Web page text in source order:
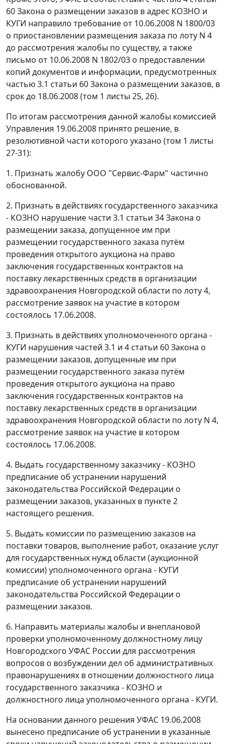
60 Закона о размещении заказов в адрес КОЗНО и
КУГИ направило требование от 10.06.2008 N 1800/03
о приостановлении размещения заказа по лоту N 4
до рассмотрения жалобы по существу, а также
письмо от 10.06.2008 N 1802/03 о предоставлении
копий документов и информации, предусмотренных
частью 3.1 статьи 60 Закона о размещении заказов, в
срок до 18.06.2008 (том 1 листы 25, 26).
По итогам рассмотрения данной жалобы комиссией
Управления 19.06.2008 принято решение, в
резолютивной части которого указано (том 1 листы
27-31):
1. Признать жалобу ООО "Сервис-Фарм" частично
обоснованной.
2. Признать в действиях государственного заказчика
- КОЗНО нарушение части 3.1 статьи 34 Закона о
размещении заказа, допущенное им при
размещении государственного заказа путём
проведения открытого аукциона на право
заключения государственных контрактов на
поставку лекарственных средств в организации
здравоохранения Новгородской области по лоту 4,
рассмотрение заявок на участие в котором
состоялось 17.06.2008.
3. Признать в действиях уполномоченного органа -
КУГИ нарушения частей 3.1 и 4 статьи 60 Закона о
размещении заказов, допущенные им при
размещении государственного заказа путём
проведения открытого аукциона на право
заключения государственных контрактов на
поставку лекарственных средств в организации
здравоохранения Новгородской области по лоту N 4,
рассмотрение заявок на участие в котором
состоялось 17.06.2008.
4. Выдать государственному заказчику - КОЗНО
предписание об устранении нарушений
законодательства Российской Федерации о
размещении заказов, указанных в пункте 2
настоящего решения.
5. Выдать комиссии по размещению заказов на
поставки товаров, выполнение работ, оказание услуг
для государственных нужд области (аукционной
комиссии) уполномоченного органа - КУГИ
предписание об устранении нарушений
законодательства Российской Федерации о
размещении заказов.
6. Направить материалы жалобы и внеплановой
проверки уполномоченному должностному лицу
Новгородского УФАС России для рассмотрения
вопросов о возбуждении дел об административных
правонарушениях в отношении должностного лица
государственного заказчика - КОЗНО и
должностного лица уполномоченного органа - КУГИ.
На основании данного решения УФАС 19.06.2008
вынесено предписание об устранении в указанные